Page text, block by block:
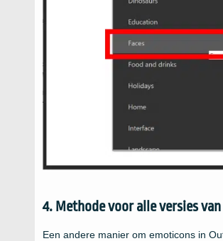
4. Methode voor alle versies
Een andere manier om emoticons in